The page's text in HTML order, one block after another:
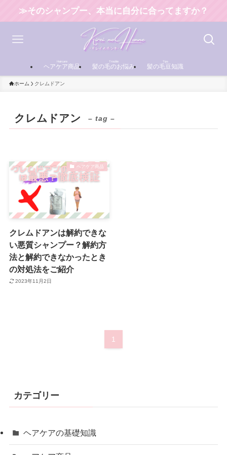
≫そのシャンプー、本当に自分に合ってますか？
ヘアケア商品
Haircare
髪の毛のお悩み
Trouble
髪の毛豆知識
Tips
ホーム クレムドアン
クレムドアン – tag –
ヘアケア商品
クレムドアンは解約できな
い悪質シャンプー？解約方
法と解約できなかったとき
の対処法をご紹介
2023年11月2日
1
カテゴリー
ヘアケアの基礎知識